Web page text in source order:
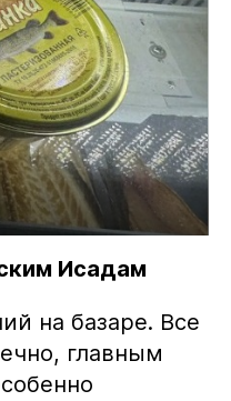
Исадам
на базаре. Все
главным